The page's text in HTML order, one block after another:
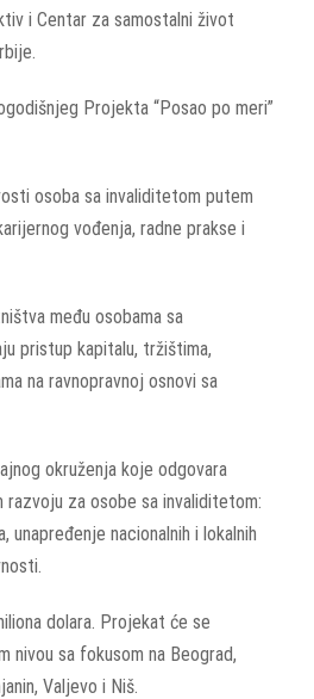
i Centar za samostalni život
Projekta “Posao po meri”
osoba sa invaliditetom putem
vođenja, radne prakse i
među osobama sa
pristup kapitalu, tržištima,
na ravnopravnoj osnovi sa
okruženja koje odgovara
razvoju za osobe sa invaliditetom:
unapređenje nacionalnih i lokalnih
dolara. Projekat će se
nivou sa fokusom na Beograd,
Valjevo i Niš.